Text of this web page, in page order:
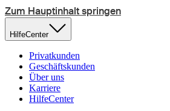
Zum Hauptinhalt springen
HilfeCenter
Privatkunden
Geschäftskunden
Über uns
Karriere
HilfeCenter